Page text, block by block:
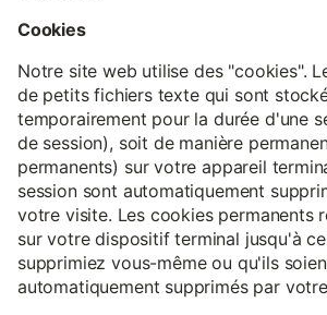
Cookies
Notre site web utilise des "cookies".
de petits fichiers texte qui sont
temporairement pour la durée d'une
de session), soit de manière
permanents) sur votre appareil
session sont automatiquement
votre visite. Les cookies permanents
sur votre dispositif terminal jusqu'à
supprimiez vous-même ou qu'ils
automatiquement supprimés par